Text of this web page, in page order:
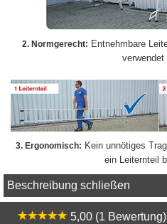
2. Normgerecht: Entnehmbare
verwendet
3. Ergonomisch: Kein unnötiges
ein Leiternteil
Beschreibung schließen
5,00 (1 Bewertung)